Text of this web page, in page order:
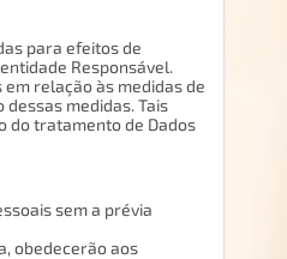
para efeitos de
Responsável.
relação às medidas de
medidas. Tais
do tratamento de Dados
sem a prévia
obedecerão aos